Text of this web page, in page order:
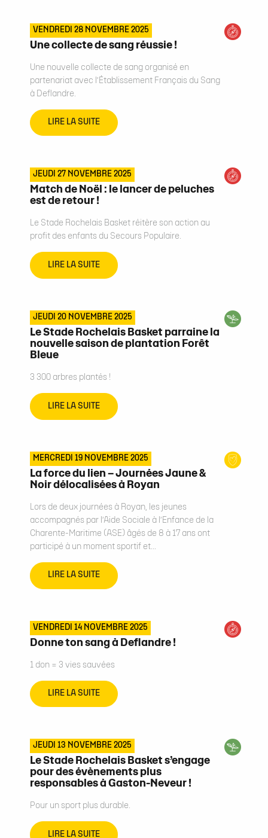
VENDREDI 28 NOVEMBRE 2025
Une collecte de sang réussie !
Une nouvelle collecte de sang organisé en
partenariat avec l’Établissement Français du Sang
à Deflandre.
LIRE LA SUITE
JEUDI 27 NOVEMBRE 2025
Match de Noël : le lancer de peluches
est de retour !
Le Stade Rochelais Basket réitère son action au
profit des enfants du Secours Populaire.
LIRE LA SUITE
JEUDI 20 NOVEMBRE 2025
Le Stade Rochelais Basket parraine la
nouvelle saison de plantation Forêt
Bleue
3 300 arbres plantés !
LIRE LA SUITE
MERCREDI 19 NOVEMBRE 2025
La force du lien – Journées Jaune &
Noir délocalisées à Royan
Lors de deux journées à Royan, les jeunes
accompagnés par l’Aide Sociale à l’Enfance de la
Charente-Maritime (ASE) âgés de 8 à 17 ans ont
participé à un moment sportif et...
LIRE LA SUITE
VENDREDI 14 NOVEMBRE 2025
Donne ton sang à Deflandre !
1 don = 3 vies sauvées
LIRE LA SUITE
JEUDI 13 NOVEMBRE 2025
Le Stade Rochelais Basket s’engage
pour des évènements plus
responsables à Gaston-Neveur !
Pour un sport plus durable.
LIRE LA SUITE